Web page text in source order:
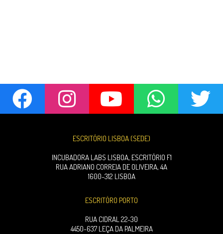
ESCRITÓRIO LISBOA (SEDE)
INCUBADORA LABS LISBOA, ESCRITÓRIO F1
RUA ADRIANO CORREIA DE OLIVEIRA, 4A
1600-312 LISBOA
ESCRITÓRO PORTO
RUA CIDRAL 22-30
4450-637 LEÇA DA PALMEIRA